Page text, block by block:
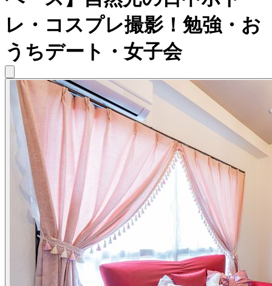
レ・コスプレ撮影！勉強・お
うちデート・女子会